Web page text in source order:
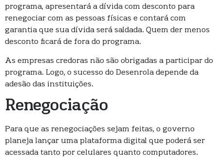
programa, apresentará a dívida com desconto para
renegociar com as pessoas físicas e contará com
garantia que sua dívida será saldada. Quem der menos
desconto ficará de fora do programa.
As empresas credoras não são obrigadas a participar do
programa. Logo, o sucesso do Desenrola depende da
adesão das instituições.
Renegociação
Para que as renegociações sejam feitas, o governo
planeja lançar uma plataforma digital que poderá ser
acessada tanto por celulares quanto computadores.